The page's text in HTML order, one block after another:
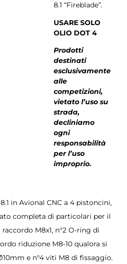
8.1 “Fireblade”.
USARE SOLO
OLIO DOT 4
Prodotti
destinati
esclusivamente
alle
competizioni,
vietato l’uso su
strada,
decliniamo
ogni
responsabilità
per l’uso
improprio.
in Avional CNC a 4 pistoncini,
completa di particolari per il
M8x1, n°2 O-ring di
riduzione M8-10 qualora si
e n°4 viti M8 di fissaggio.